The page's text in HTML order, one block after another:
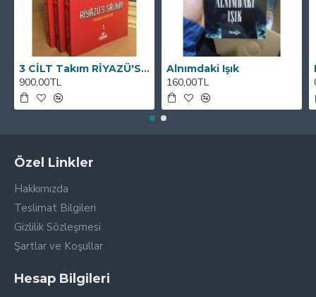
3 CİLT Takım RİYAZÜ'S SALİHİN VE TERCEMESİ
900,00TL
Alnımdaki Işık
160,00TL
Özel Linkler
Hakkımızda
Teslimat Bilgileri
Gizlilik Sözleşmesi
Şartlar ve Koşullar
Hesap Bilgileri